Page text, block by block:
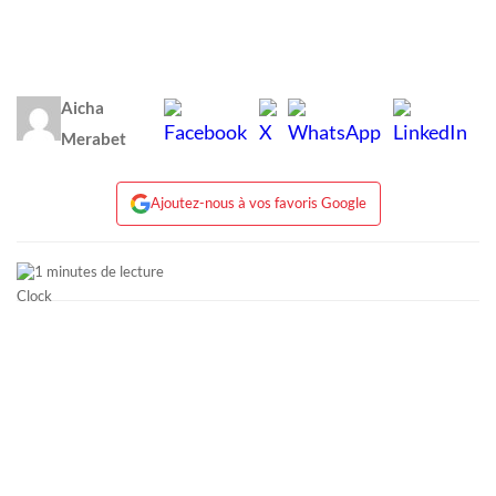
Aicha
Merabet
Ajoutez-nous à vos favoris Google
1 minutes de lecture